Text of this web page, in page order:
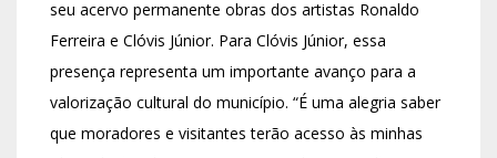
seu acervo permanente obras dos artistas Ronaldo
Ferreira e Clóvis Júnior. Para Clóvis Júnior, essa
presença representa um importante avanço para a
valorização cultural do município. “É uma alegria saber
que moradores e visitantes terão acesso às minhas